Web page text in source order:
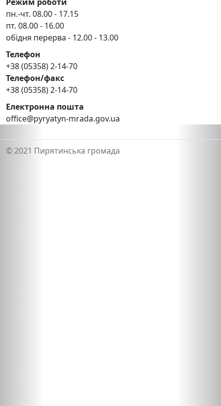
пн.-чт. 08.00 - 17.15
пт. 08.00 - 16.00
обідня перерва - 12.00 - 13.00
Телефон
+38 (05358) 2-14-70
Телефон/факс
+38 (05358) 2-14-70
Електронна пошта
office@pyryatyn-mrada.gov.ua
© 2021 Пирятинська громада